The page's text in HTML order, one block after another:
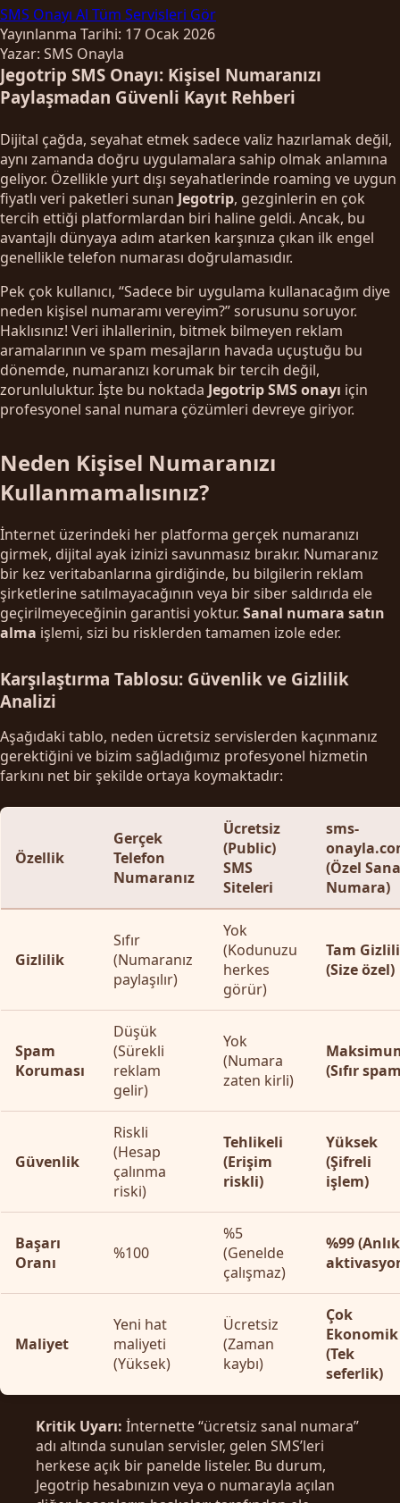
SMS Onayı Al Tüm Servisleri Gör
Yayınlanma Tarihi: 17 Ocak 2026
Yazar: SMS Onayla
Jegotrip SMS Onayı: Kişisel Numaranızı
Paylaşmadan Güvenli Kayıt Rehberi
Dijital çağda, seyahat etmek sadece valiz hazırlamak değil,
aynı zamanda doğru uygulamalara sahip olmak anlamına
geliyor. Özellikle yurt dışı seyahatlerinde roaming ve uygun
fiyatlı veri paketleri sunan Jegotrip, gezginlerin en çok
tercih ettiği platformlardan biri haline geldi. Ancak, bu
avantajlı dünyaya adım atarken karşınıza çıkan ilk engel
genellikle telefon numarası doğrulamasıdır.
Pek çok kullanıcı, “Sadece bir uygulama kullanacağım diye
neden kişisel numaramı vereyim?” sorusunu soruyor.
Haklısınız! Veri ihlallerinin, bitmek bilmeyen reklam
aramalarının ve spam mesajların havada uçuştuğu bu
dönemde, numaranızı korumak bir tercih değil,
zorunluluktur. İşte bu noktada Jegotrip SMS onayı için
profesyonel sanal numara çözümleri devreye giriyor.
Neden Kişisel Numaranızı
Kullanmamalısınız?
İnternet üzerindeki her platforma gerçek numaranızı
girmek, dijital ayak izinizi savunmasız bırakır. Numaranız
bir kez veritabanlarına girdiğinde, bu bilgilerin reklam
şirketlerine satılmayacağının veya bir siber saldırıda ele
geçirilmeyeceğinin garantisi yoktur. Sanal numara satın
alma işlemi, sizi bu risklerden tamamen izole eder.
Karşılaştırma Tablosu: Güvenlik ve Gizlilik
Analizi
Aşağıdaki tablo, neden ücretsiz servislerden kaçınmanız
gerektiğini ve bizim sağladığımız profesyonel hizmetin
farkını net bir şekilde ortaya koymaktadır:
Özellik
Gerçek
Telefon
Numaranız
Ücretsiz
(Public)
SMS
Siteleri
sms-
(Özel
Numara)
Gizlilik
Sıfır
(Numaranız
paylaşılır)
Yok
(Kodunuzu
herkes
görür)
Tam
(Size özel)
Spam
Koruması
Düşük
(Sürekli
reklam
gelir)
Yok
(Numara
zaten kirli)
(Sıfır
Güvenlik
Riskli
(Hesap
çalınma
riski)
Tehlikeli
(Erişim
riskli)
Yüksek
(Şifreli
işlem)
Başarı
Oranı
%100
%5
(Genelde
çalışmaz)
%99 (Anlık
Maliyet
Yeni hat
maliyeti
(Yüksek)
Ücretsiz
(Zaman
kaybı)
Çok
Ekonomik
(Tek
seferlik)
Kritik Uyarı: İnternette “ücretsiz sanal numara”
adı altında sunulan servisler, gelen SMS’leri
herkese açık bir panelde listeler. Bu durum,
Jegotrip hesabınızın veya o numarayla açılan